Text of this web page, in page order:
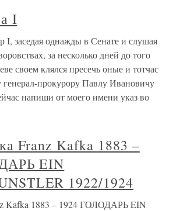
I
I, заседая однажды в Сенате и слушая
за несколько дней до того
своем клялся пресечь оные и тотчас
генерал-прокурору Павлу Ивановичу
напиши от моего имени указ во
Franz Kafka 1883 –
EIN
1922/1924
Kafka 1883 – 1924 ГОЛОДАРЬ EIN